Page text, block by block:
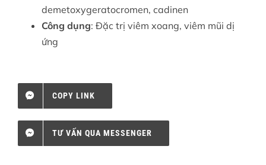
demetoxygeratocromen, cadinen
Công dụng: Đặc trị viêm xoang, viêm mũi dị
ứng
COPY LINK
TƯ VẤN QUA MESSENGER